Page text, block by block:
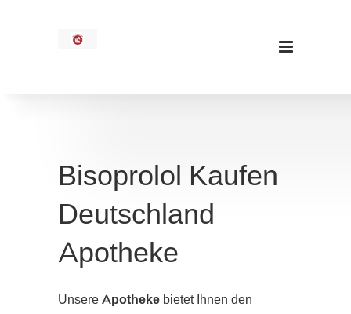
Bisoprolol Kaufen
Deutschland
Apotheke
UnsereApotheke bietet Ihnen den